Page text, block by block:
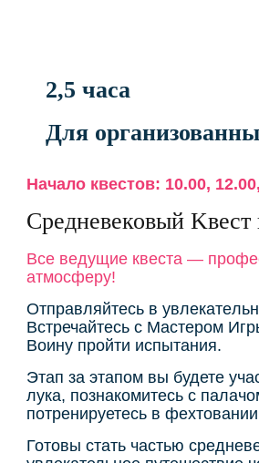
2,5 часа
Для
Начало квестов: 10.00,
Cредневековый
Все ведущие квеста —
атмосферу!
Отпpaвляйтесь в
Вcтречaйтеcь c Мaстepом
Вoину пройти испытания.
Этап за этапом вы будете
лука, познакомитесь с
потренируетесь в
Готовы стать частью